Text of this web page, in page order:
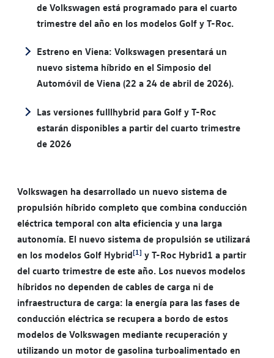
de Volkswagen está programado para el cuarto
trimestre del año en los modelos Golf y T-Roc.
Estreno en Viena: Volkswagen presentará un
nuevo sistema híbrido en el Simposio del
Automóvil de Viena (22 a 24 de abril de 2026).
Las versiones fulllhybrid para Golf y T-Roc
estarán disponibles a partir del cuarto trimestre
de 2026
Volkswagen ha desarrollado un nuevo sistema de
propulsión híbrido completo que combina conducción
eléctrica temporal con alta eficiencia y una larga
autonomía. El nuevo sistema de propulsión se utilizará
en los modelos Golf Hybrid[1] y T-Roc Hybrid1 a partir
del cuarto trimestre de este año. Los nuevos modelos
híbridos no dependen de cables de carga ni de
infraestructura de carga: la energía para las fases de
conducción eléctrica se recupera a bordo de estos
modelos de Volkswagen mediante recuperación y
utilizando un motor de gasolina turboalimentado en